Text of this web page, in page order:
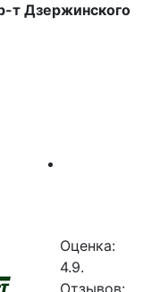
т Дзержинского
Оценка:
4.9.
Отзывов: